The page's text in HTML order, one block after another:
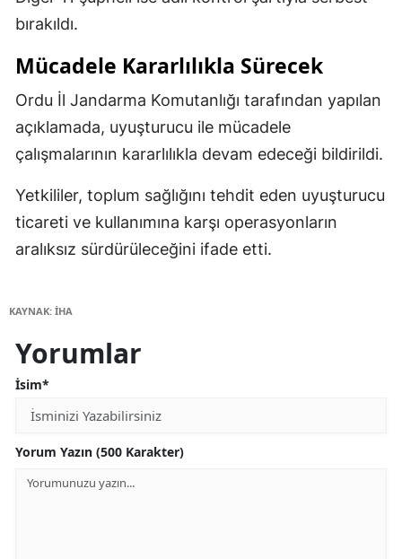
bırakıldı.
Mücadele Kararlılıkla Sürecek
Ordu İl Jandarma Komutanlığı tarafından yapılan
açıklamada, uyuşturucu ile mücadele
çalışmalarının kararlılıkla devam edeceği bildirildi.
Yetkililer, toplum sağlığını tehdit eden uyuşturucu
ticareti ve kullanımına karşı operasyonların
aralıksız sürdürüleceğini ifade etti.
KAYNAK: İHA
Yorumlar
İsim*
Yorum Yazın (500 Karakter)